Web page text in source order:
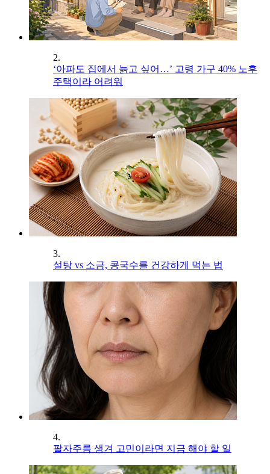
2.
‘아파도 집에서 늙고 싶어…’ 고령 가구 40% 노후
주택이라 어려워
3.
설탕 vs 소금, 콩국수를 건강하게 먹는 법
4.
팔자주름 생겨 고민이라면 지금 해야 할 일